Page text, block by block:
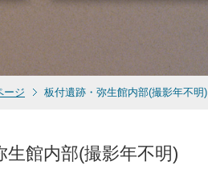
ージ 板付遺跡・弥生館内部(撮影年不明)
生館内部(撮影年不明)